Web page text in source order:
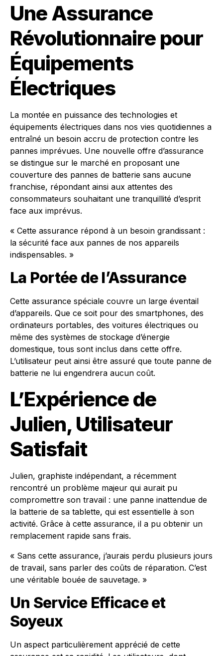
Une Assurance
Révolutionnaire pour
Équipements
Électriques
La montée en puissance des technologies et
équipements électriques dans nos vies quotidiennes a
entraîné un besoin accru de protection contre les
pannes imprévues. Une nouvelle offre d’assurance
se distingue sur le marché en proposant une
couverture des pannes de batterie sans aucune
franchise, répondant ainsi aux attentes des
consommateurs souhaitant une tranquillité d’esprit
face aux imprévus.
« Cette assurance répond à un besoin grandissant :
la sécurité face aux pannes de nos appareils
indispensables. »
La Portée de l’Assurance
Cette assurance spéciale couvre un large éventail
d’appareils. Que ce soit pour des smartphones, des
ordinateurs portables, des voitures électriques ou
même des systèmes de stockage d’énergie
domestique, tous sont inclus dans cette offre.
L’utilisateur peut ainsi être assuré que toute panne de
batterie ne lui engendrera aucun coût.
L’Expérience de
Julien, Utilisateur
Satisfait
Julien, graphiste indépendant, a récemment
rencontré un problème majeur qui aurait pu
compromettre son travail : une panne inattendue de
la batterie de sa tablette, qui est essentielle à son
activité. Grâce à cette assurance, il a pu obtenir un
remplacement rapide sans frais.
« Sans cette assurance, j’aurais perdu plusieurs jours
de travail, sans parler des coûts de réparation. C’est
une véritable bouée de sauvetage. »
Un Service Efficace et
Soyeux
Un aspect particulièrement apprécié de cette